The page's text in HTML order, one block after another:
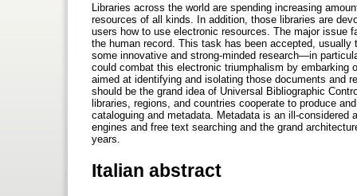
Libraries across the world are spending increasing
resources of all kinds. In addition, those libraries are
users how to use electronic resources. The major issue
the human record. This task has been accepted,
some innovative and strong-minded research—in
could combat this electronic triumphalism by embarking
aimed at identifying and isolating those documents and
should be the grand idea of Universal Bibliographic
libraries, regions, and countries cooperate to produce
cataloguing and metadata. Metadata is an ill-
engines and free text searching and the grand
years.
Italian abstract